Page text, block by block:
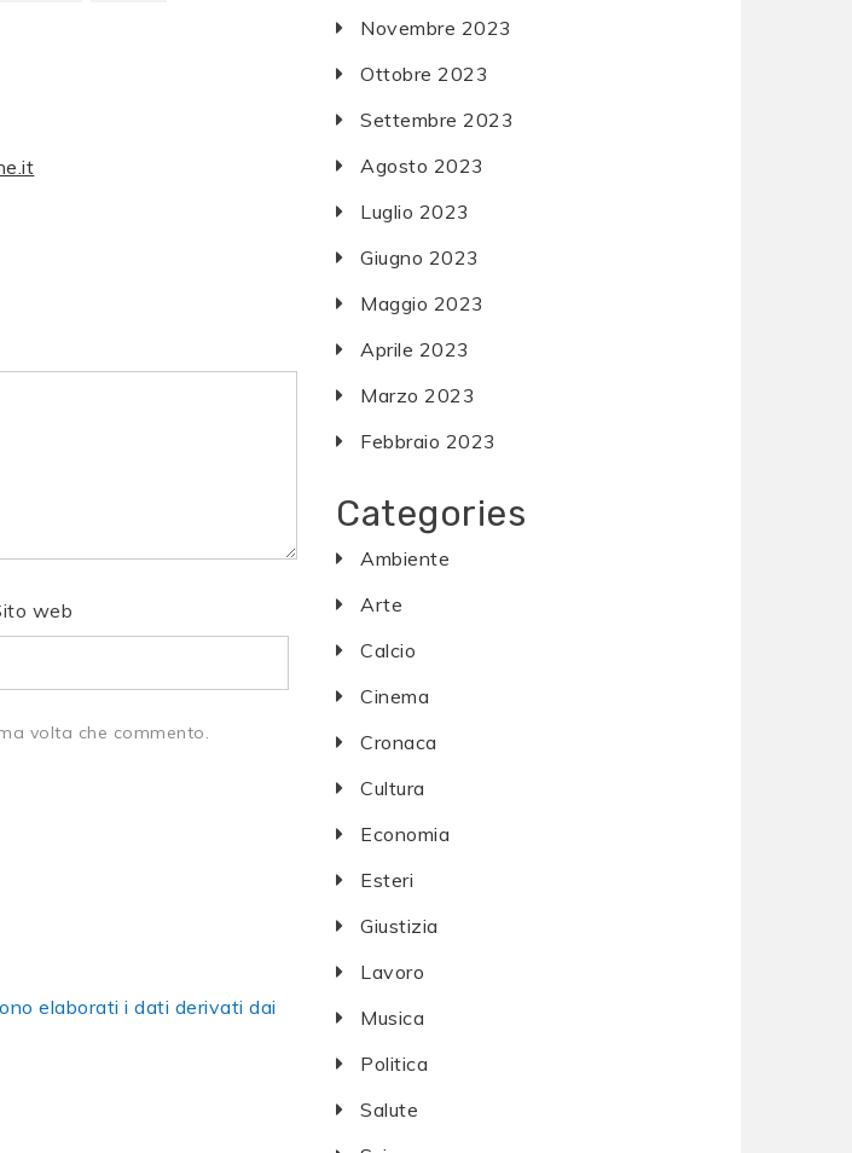
web
volta che commento.
elaborati i dati derivati dai
Novembre 2023
Ottobre 2023
Settembre 2023
Agosto 2023
Luglio 2023
Giugno 2023
Maggio 2023
Aprile 2023
Marzo 2023
Febbraio 2023
Categories
Ambiente
Arte
Calcio
Cinema
Cronaca
Cultura
Economia
Esteri
Giustizia
Lavoro
Musica
Politica
Salute